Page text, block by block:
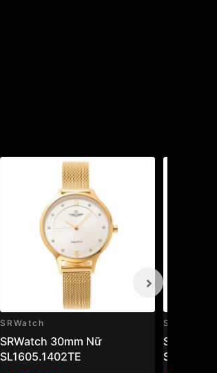
SRWatch
SRWatch 30mm Nữ
SL1605.1402TE
SRWatch
SRWatch